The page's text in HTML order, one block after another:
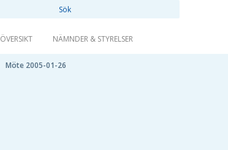
ÖVERSIKT NÄMNDER & STYRELSER
Möte 2005-01-26